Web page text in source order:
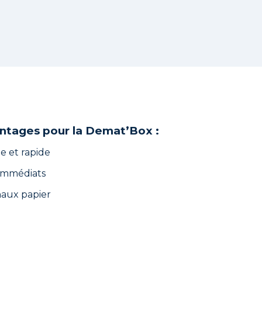
pour la Demat’Box :
et rapide
papier